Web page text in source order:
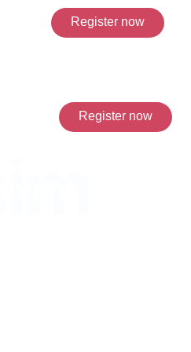
Register now
Register now